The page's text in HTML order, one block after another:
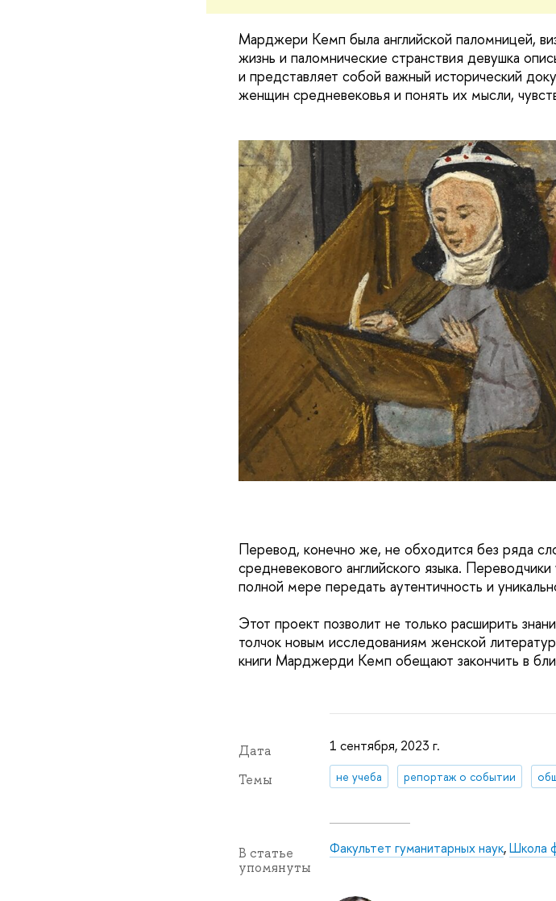
Марджери Кемп была английской паломницей,
жизнь и паломнические странствия девушка
и представляет собой важный исторический
женщин средневековья и понять их мысли,
Перевод, конечно же, не обходится без ряда
средневекового английского языка.
полной мере передать аутентичность и
Этот проект позволит не только расширить
толчок новым исследованиям женской
книги Марджерди Кемп обещают закончить в
Дата 1 сентября, 2023 г.
Темы не учеба репортаж о событии
В статье
упомянуты
Факультет гуманитарных наук,Школа